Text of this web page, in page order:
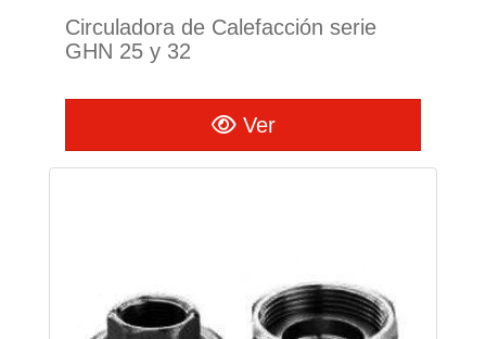
Circuladora de Calefacción serie
GHN 25 y 32
Ver